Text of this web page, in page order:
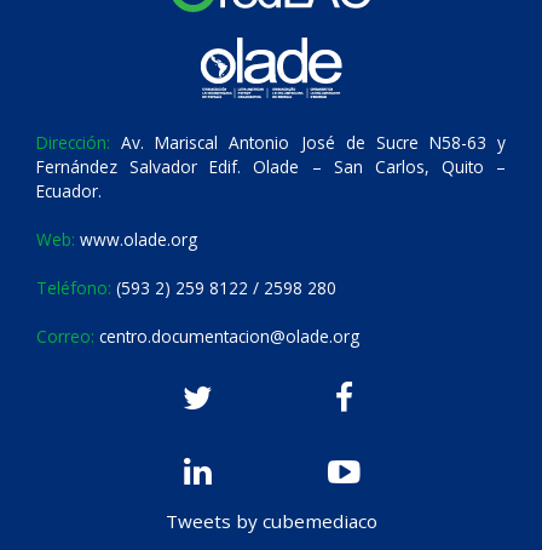
Dirección: Av. Mariscal Antonio José de Sucre N58-63 y
Fernández Salvador Edif. Olade – San Carlos, Quito –
Ecuador.
Web: www.olade.org
Teléfono: (593 2) 259 8122 / 2598 280
Correo: centro.documentacion@olade.org
Tweets by cubemediaco